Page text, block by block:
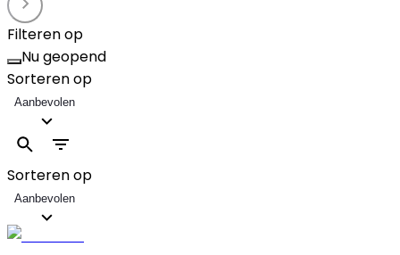
Filteren op
Nu geopend
Sorteren op
Aanbevolen
Sorteren op
Aanbevolen